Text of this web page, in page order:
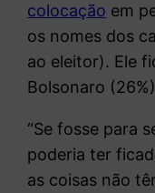
colocação em
os nomes dos
ao eleitor). Ele
Bolsonaro
“Se fosse para
poderia ter
as coisas não